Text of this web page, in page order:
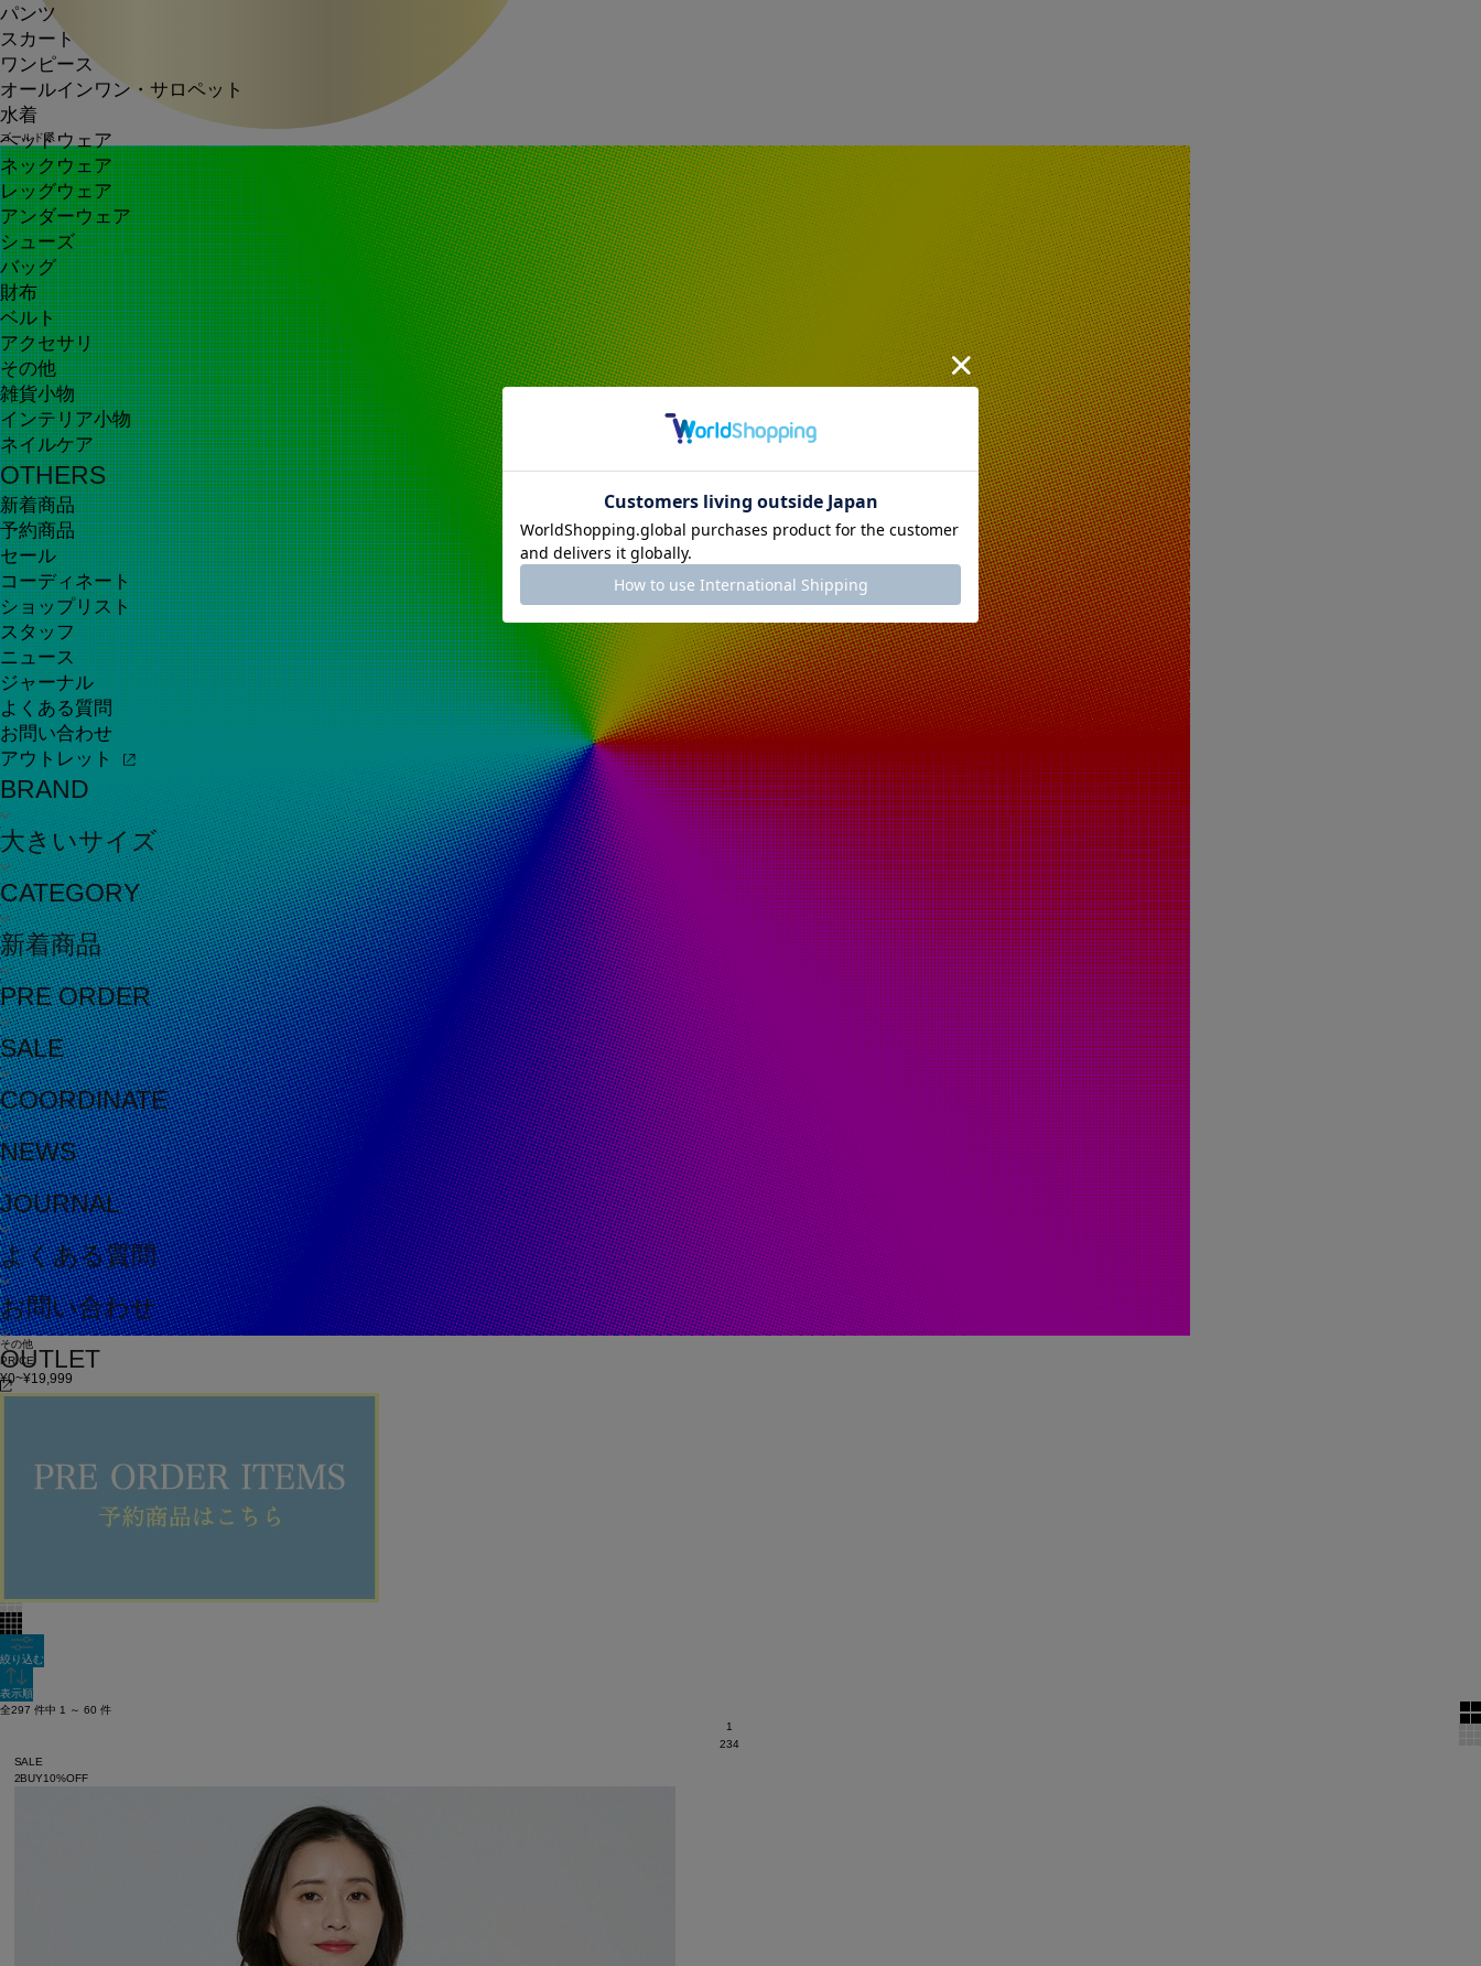
パンツ
スカート
ワンピース
オールインワン・サロペット
水着
ヘッドウェア
ネックウェア
レッグウェア
アンダーウェア
シューズ
バッグ
財布
ベルト
アクセサリ
その他
雑貨小物
インテリア小物
ネイルケア
OTHERS
新着商品
予約商品
セール
コーディネート
ショップリスト
スタッフ
ニュース
ジャーナル
よくある質問
お問い合わせ
アウトレット
BRAND
大きいサイズ
CATEGORY
新着商品
PRE ORDER
SALE
COORDINATE
NEWS
JOURNAL
よくある質問
お問い合わせ
OUTLET
ゴールド系
その他
PRICE
¥0~¥19,999
¥20,000~¥49,999
この条件で検索
絞り込む
表示順
全297 件中 1 ～ 60 件
1
234
SALE
2BUY10%OFF